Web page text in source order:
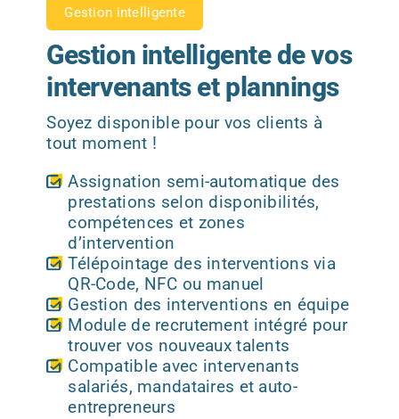
Gestion intelligente
Gestion intelligente de vos
intervenants et plannings
Soyez disponible pour vos clients à
tout moment !
Assignation semi-automatique des
prestations selon disponibilités,
compétences et zones
d’intervention
Télépointage des interventions via
QR-Code, NFC ou manuel
Gestion des interventions en équipe
Module de recrutement intégré pour
trouver vos nouveaux talents
Compatible avec intervenants
salariés, mandataires et auto-
entrepreneurs